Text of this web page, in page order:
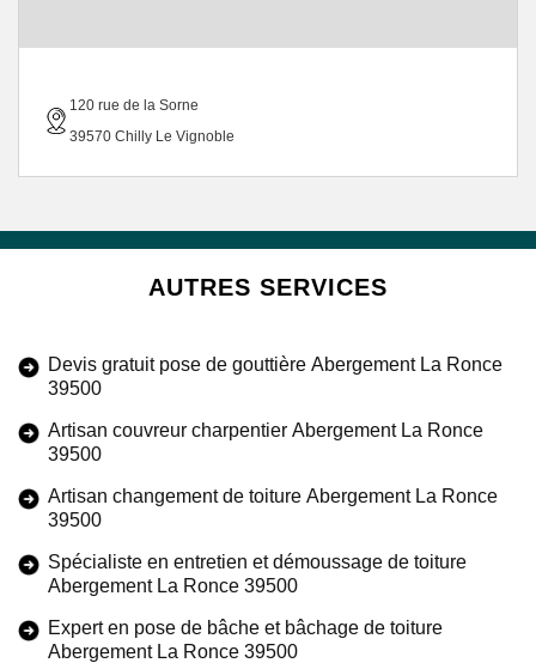
120 rue de la Sorne
39570 Chilly Le Vignoble
AUTRES SERVICES
Devis gratuit pose de gouttière Abergement La Ronce
39500
Artisan couvreur charpentier Abergement La Ronce
39500
Artisan changement de toiture Abergement La Ronce
39500
Spécialiste en entretien et démoussage de toiture
Abergement La Ronce 39500
Expert en pose de bâche et bâchage de toiture
Abergement La Ronce 39500